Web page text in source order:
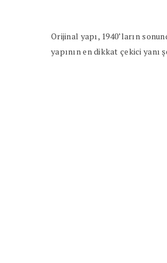
Orijinal yapı, 1940’ların
yapının en dikkat çekici